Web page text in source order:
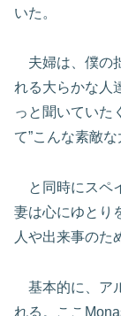
いた。
夫婦は、僕の
れる大らかな人
っと聞いていた
て”こんな素敵
と同時にスペ
妻は心にゆとり
人や出来事のた
基本的に、ア
れる。ここ